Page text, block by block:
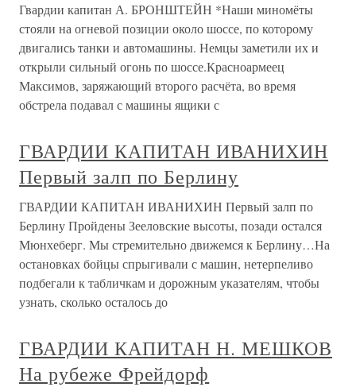
Гвардии капитан А. БРОНШТЕЙН *Наши миномёты
стояли на огневой позиции около шоссе, по которому
двигались танки и автомашины. Немцы заметили их и
открыли сильный огонь по шоссе.Красноармеец
Максимов, заряжающий второго расчёта, во время
обстрела подавал с машины ящики с
ГВАРДИИ КАПИТАН ИВАНИХИН
Первый залп по Берлину
ГВАРДИИ КАПИТАН ИВАНИХИН Первый залп по
Берлину Пройдены Зееловские высоты, позади остался
Мюнхеберг. Мы стремительно движемся к Берлину…На
остановках бойцы спрыгивали с машин, нетерпеливо
подбегали к табличкам и дорожным указателям, чтобы
узнать, сколько осталось до
ГВАРДИИ КАПИТАН Н. МЕШКОВ
На рубеже Фрейдорф